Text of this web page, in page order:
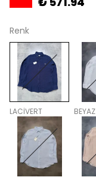
Renk
LACİVERT BEYAZ